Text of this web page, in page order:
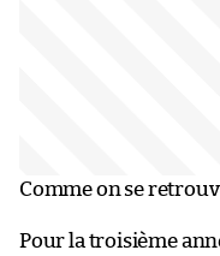
Comme on se
Pour la troisième